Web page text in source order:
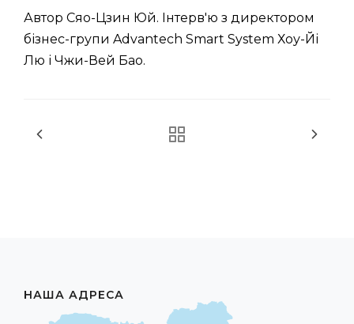
Автор Сяо-Цзин Юй. Інтерв'ю з директором
бізнес-групи Advantech Smart System Хоу-Йі
Лю і Чжи-Вей Бао.
НАША АДРЕСА